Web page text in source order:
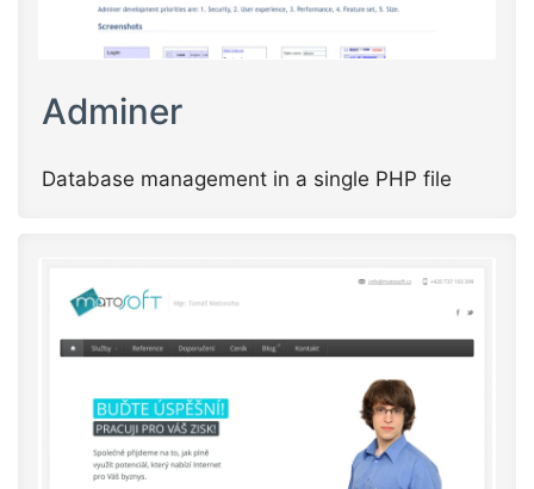
Adminer
Database management in a single PHP file